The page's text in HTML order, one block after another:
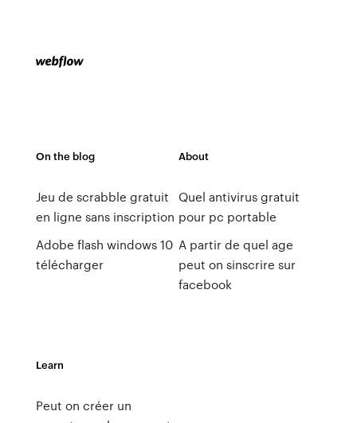
On the blog
Jeu de scrabble gratuit
en ligne sans inscription
Adobe flash windows 10
télécharger
About
Quel antivirus gratuit
pour pc portable
A partir de quel age
peut on sinscrire sur
facebook
Learn
Peut on créer un